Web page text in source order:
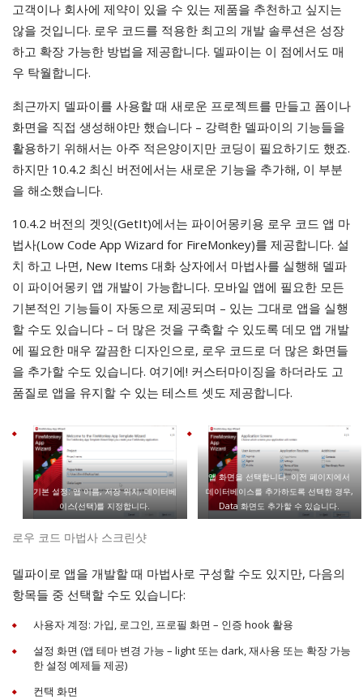
고객이나 회사에 제약이 있을 수 있는 제품을 추천하고 싶지는
않을 것입니다. 로우 코드를 적용한 최고의 개발 솔루션은 성장
하고 확장 가능한 방법을 제공합니다. 델파이는 이 점에서도 매
우 탁월합니다.
최근까지 델파이를 사용할 때 새로운 프로젝트를 만들고 폼이나
화면을 직접 생성해야만 했습니다 – 강력한 델파이의 기능들을
활용하기 위해서는 아주 적은양이지만 코딩이 필요하기도 했죠.
하지만 10.4.2 최신 버전에서는 새로운 기능을 추가해, 이 부분
을 해소했습니다.
10.4.2 버전의 겟잇(GetIt)에서는 파이어몽키용 로우 코드 앱 마
법사(Low Code App Wizard for FireMonkey)를 제공합니다. 설
치 하고 나면, New Items 대화 상자에서 마법사를 실행해 델파
이 파이어몽키 앱 개발이 가능합니다. 모바일 앱에 필요한 모든
기본적인 기능들이 자동으로 제공되며 – 있는 그대로 앱을 실행
할 수도 있습니다 – 더 많은 것을 구축할 수 있도록 데모 앱 개발
에 필요한 매우 깔끔한 디자인으로, 로우 코드로 더 많은 화면들
을 추가할 수도 있습니다. 여기에! 커스터마이징을 하더라도 고
품질로 앱을 유지할 수 있는 테스트 셋도 제공합니다.
기본 설정: 앱 이름, 저장 위치, 데이터베
이스(선택)를 지정합니다.
앱 화면을 선택합니다. 이전 페이지에서
데이터베이스를 추가하도록 선택한 경우,
Data 화면도 추가할 수 있습니다.
로우 코드 마법사 스크린샷
델파이로 앱을 개발할 때 마법사로 구성할 수도 있지만, 다음의
항목들 중 선택할 수도 있습니다:
사용자 계정: 가입, 로그인, 프로필 화면 – 인증 hook 활용
설정 화면 (앱 테마 변경 가능 – light 또는 dark, 재사용 또는 확장 가능
한 설정 예제들 제공)
컨택 화면